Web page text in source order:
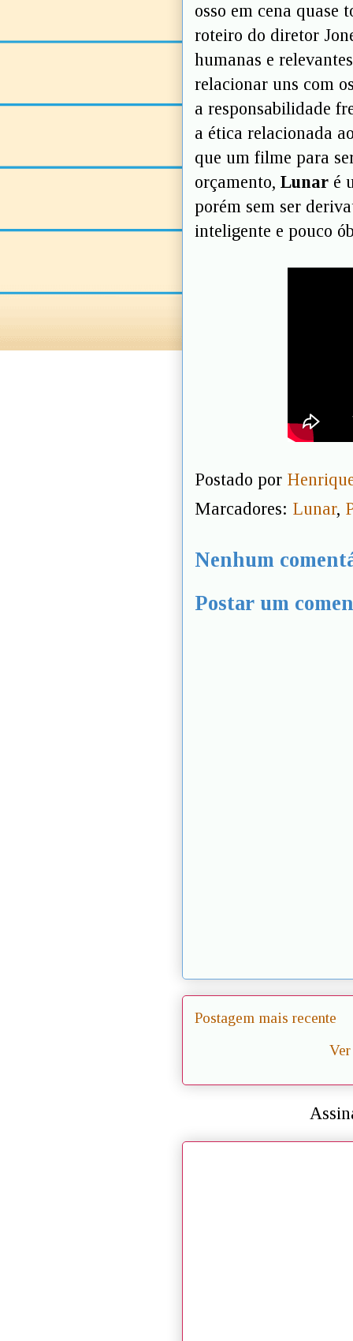
osso em cena quase
roteiro do diretor
humanas e
relacionar uns com
a responsabilidade
a ética relacionada
que um filme para
orçamento, Lunar é
porém sem ser
inteligente e pouco
Postado por
Marcadores: Lunar,
Nenhum
Postar um
Postagem mais recente